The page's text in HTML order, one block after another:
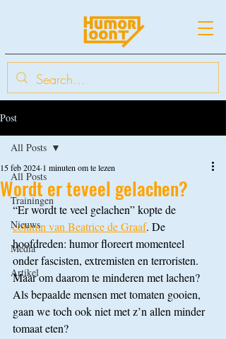
Post
All Posts
Trainingen
Nieuws
Media
Artikel
All Posts
Wordt er teveel gelachen?
15 feb 2024 1 minuten om te lezen
“Er wordt te veel gelachen” kopte de
column van Beatrice de Graaf. De
hoofdreden: humor floreert momenteel
onder fascisten, extremisten en terroristen.
Maar om daarom te minderen met lachen?
Als bepaalde mensen met tomaten gooien,
gaan we toch ook niet met z’n allen minder
tomaat eten?